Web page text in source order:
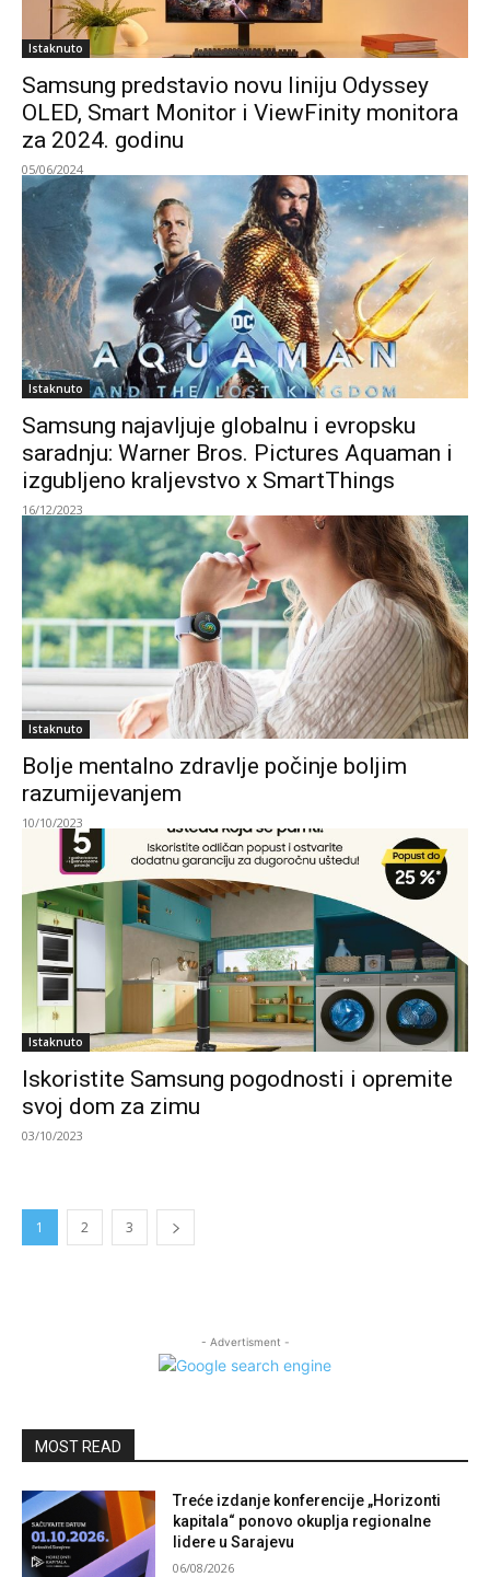
Istaknuto
Samsung predstavio novu liniju Odyssey
OLED, Smart Monitor i ViewFinity monitora
za 2024. godinu
05/06/2024
Istaknuto
Samsung najavljuje globalnu i evropsku
saradnju: Warner Bros. Pictures Aquaman i
izgubljeno kraljevstvo x SmartThings
16/12/2023
Istaknuto
Bolje mentalno zdravlje počinje boljim
razumijevanjem
10/10/2023
Istaknuto
Iskoristite Samsung pogodnosti i opremite
svoj dom za zimu
03/10/2023
1 2 3
- Advertisment -
MOST READ
Treće izdanje konferencije „Horizonti
kapitala“ ponovo okuplja regionalne
lidere u Sarajevu
06/08/2026